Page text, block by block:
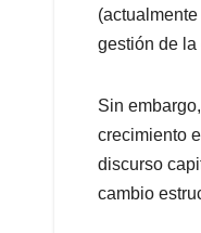
p
p
o
k
gestión de
Sin
crecimiento
discurso
cambio